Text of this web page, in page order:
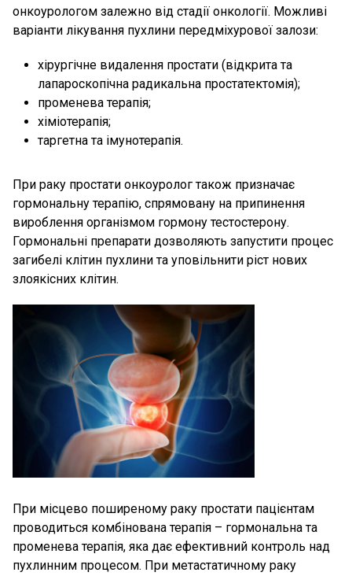
онкоурологом залежно від стадії онкології. Можливі
варіанти лікування пухлини передміхурової залози:
хірургічне видалення простати (відкрита та
лапароскопічна радикальна простатектомія);
променева терапія;
хіміотерапія;
таргетна та імунотерапія.
При раку простати онкоуролог також призначає
гормональну терапію, спрямовану на припинення
вироблення організмом гормону тестостерону.
Гормональні препарати дозволяють запустити процес
загибелі клітин пухлини та уповільнити ріст нових
злоякісних клітин.
При місцево поширеному раку простати пацієнтам
проводиться комбінована терапія – гормональна та
променева терапія, яка дає ефективний контроль над
пухлинним процесом. При метастатичному раку